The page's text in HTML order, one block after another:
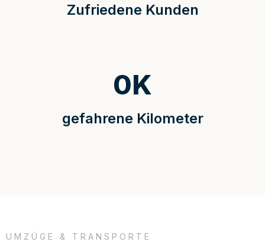
Zufriedene Kunden
gefahrene Kilometer
0K
UMZÜGE & TRANSPORTE